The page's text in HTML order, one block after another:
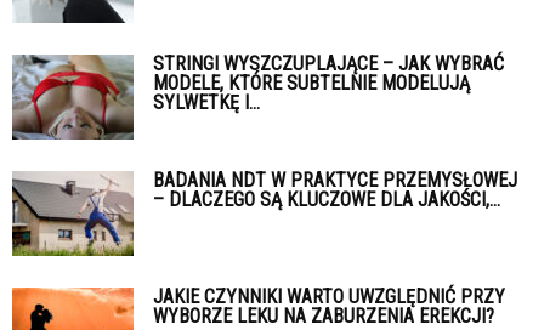
STRINGI WYSZCZUPLAJĄCE – JAK WYBRAĆ
MODELE, KTÓRE SUBTELNIE MODELUJĄ
SYLWETKĘ I...
BADANIA NDT W PRAKTYCE PRZEMYSŁOWEJ
– DLACZEGO SĄ KLUCZOWE DLA JAKOŚCI,...
JAKIE CZYNNIKI WARTO UWZGLĘDNIĆ PRZY
WYBORZE LEKU NA ZABURZENIA EREKCJI?